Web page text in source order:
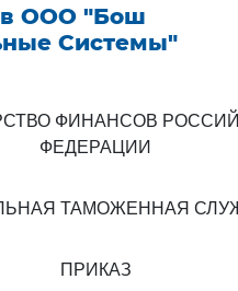
ООО "Бош
Системы"
ФИНАНСОВ
ФЕДЕРАЦИИ
ТАМОЖЕННАЯ
ПРИКАЗ